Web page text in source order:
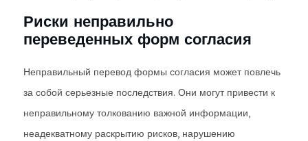
Риски неправильно
переведенных форм согласия
Неправильный перевод формы согласия может повлечь
за собой серьезные последствия. Они могут привести к
неправильному толкованию важной информации,
неадекватному раскрытию рисков, нарушению